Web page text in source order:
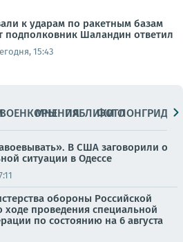
к ударам по ракетным базам
подполковник Шаландин ответил
15:43
ВОЕНКОРЫМНЕНИЯПАБЛИКИ
ФОТОЛОНГРИДЫ
В США заговорили о
ситуации в Одессе
обороны Российской
проведения специальной
по состоянию на 6 августа